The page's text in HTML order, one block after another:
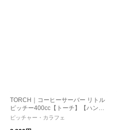
TORCH｜コーヒーサーバー リトル
ピッチー400cc【トーチ】【ハンド
ドリップ】
ピッチャー・カラフェ